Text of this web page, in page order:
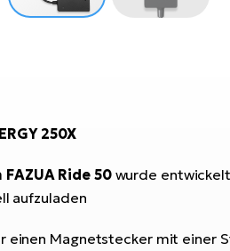
250X
Ride 50wurde
aufzuladen
einen Magnetstecker mit einer